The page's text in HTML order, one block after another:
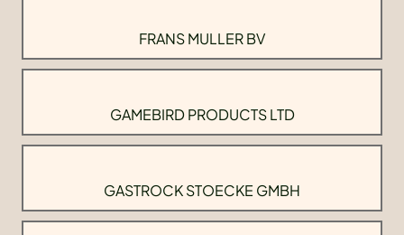
FRANS MULLER BV
GAMEBIRD PRODUCTS LTD
GASTROCK STOECKE GMBH